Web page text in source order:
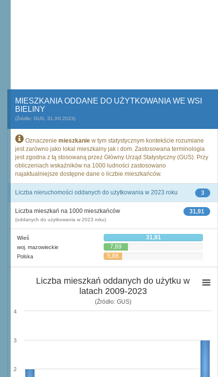
MIESZKANIA ODDANE DO UŻYTKOWANIA WE WSI
BIELINY
(Źródło: GUS, 31.XII.2023)
Oznaczenie mieszkanie w tym statystycznym kontekście rozumiane
jest zarówno jako lokal mieszkalny jak i dom. Zastosowana terminologia
jest zgodna z tą stosowaną przez Główny Urząd Statystyczny (GUS). Przy
obliczeniach wskaźników na 1000 ludności zastosowano
najaktualniejsze dostępne dane o liczbie mieszkańców.
3
Liczba nieruchomości oddanych do użytkowania w 2023 roku
31,91
Liczba mieszkań na 1000 mieszkańców
(oddanych do użytkowania w 2023 roku)
Wieś 31,91
woj. mazowieckie 7,89
Polska 5,88
Liczba mieszkań oddanych do użytku w
latach 2009-2023
(Źródło: GUS)
2
3
4